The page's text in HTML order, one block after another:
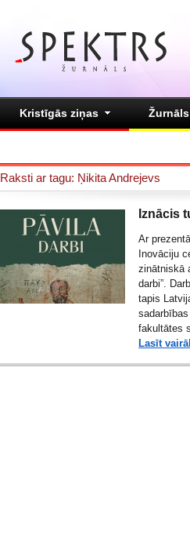
Kristīgās ziņas Žurnāls
Raksti ar tagu: Ņikita Andrejevs
Iznācis
Ar
Inovāciju
zinātniskā
darbi”.
tapis
fakultātes
Lasīt